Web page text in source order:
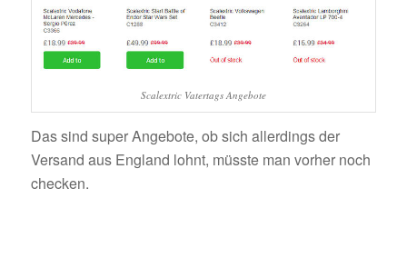
Scalextric Vatertags Angebote
Das sind super Angebote, ob sich allerdings der
Versand aus England lohnt, müsste man vorher noch
checken.